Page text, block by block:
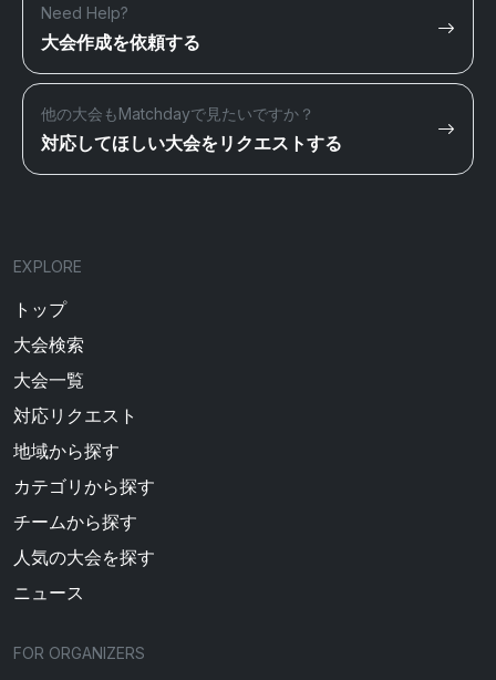
Need Help?
大会作成を依頼する
他の大会もMatchdayで見たいですか？
対応してほしい大会をリクエストする
EXPLORE
トップ
大会検索
大会一覧
対応リクエスト
地域から探す
カテゴリから探す
チームから探す
人気の大会を探す
ニュース
FOR ORGANIZERS